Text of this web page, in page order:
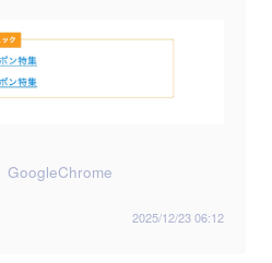
GoogleChrome
2025/12/23 06:12